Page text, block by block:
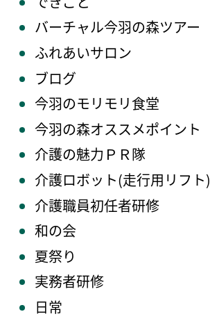
バーチャル今羽の森ツアー
ふれあいサロン
ブログ
今羽のモリモリ食堂
今羽の森オススメポイント
介護の魅力ＰＲ隊
介護ロボット(走行用リフト)
介護職員初任者研修
和の会
夏祭り
実務者研修
日常